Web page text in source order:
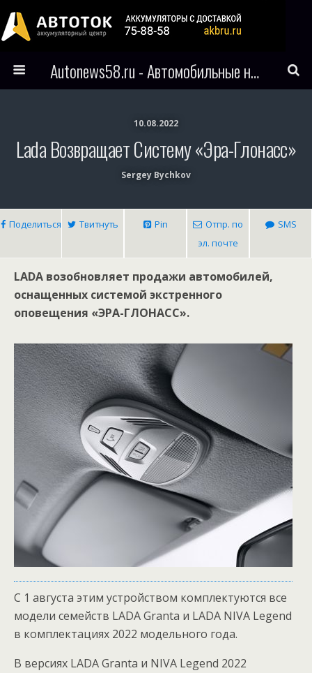
Autonews58.ru - Автомобильные новости Пензы и всего мира
10.08.2022
Lada Возвращает Систему «эра-Глонасс»
Sergey Bychkov
Поделиться Твитнуть Pin
Отпр. по
эл. почте
SMS
LADA возобновляет продажи автомобилей,
оснащенных системой экстренного
оповещения «ЭРА-ГЛОНАСС».
С 1 августа этим устройством комплектуются все
модели семейств LADA Granta и LADA NIVA Legend
в комплектациях 2022 модельного года.
В версиях LADA Granta и NIVA Legend 2022